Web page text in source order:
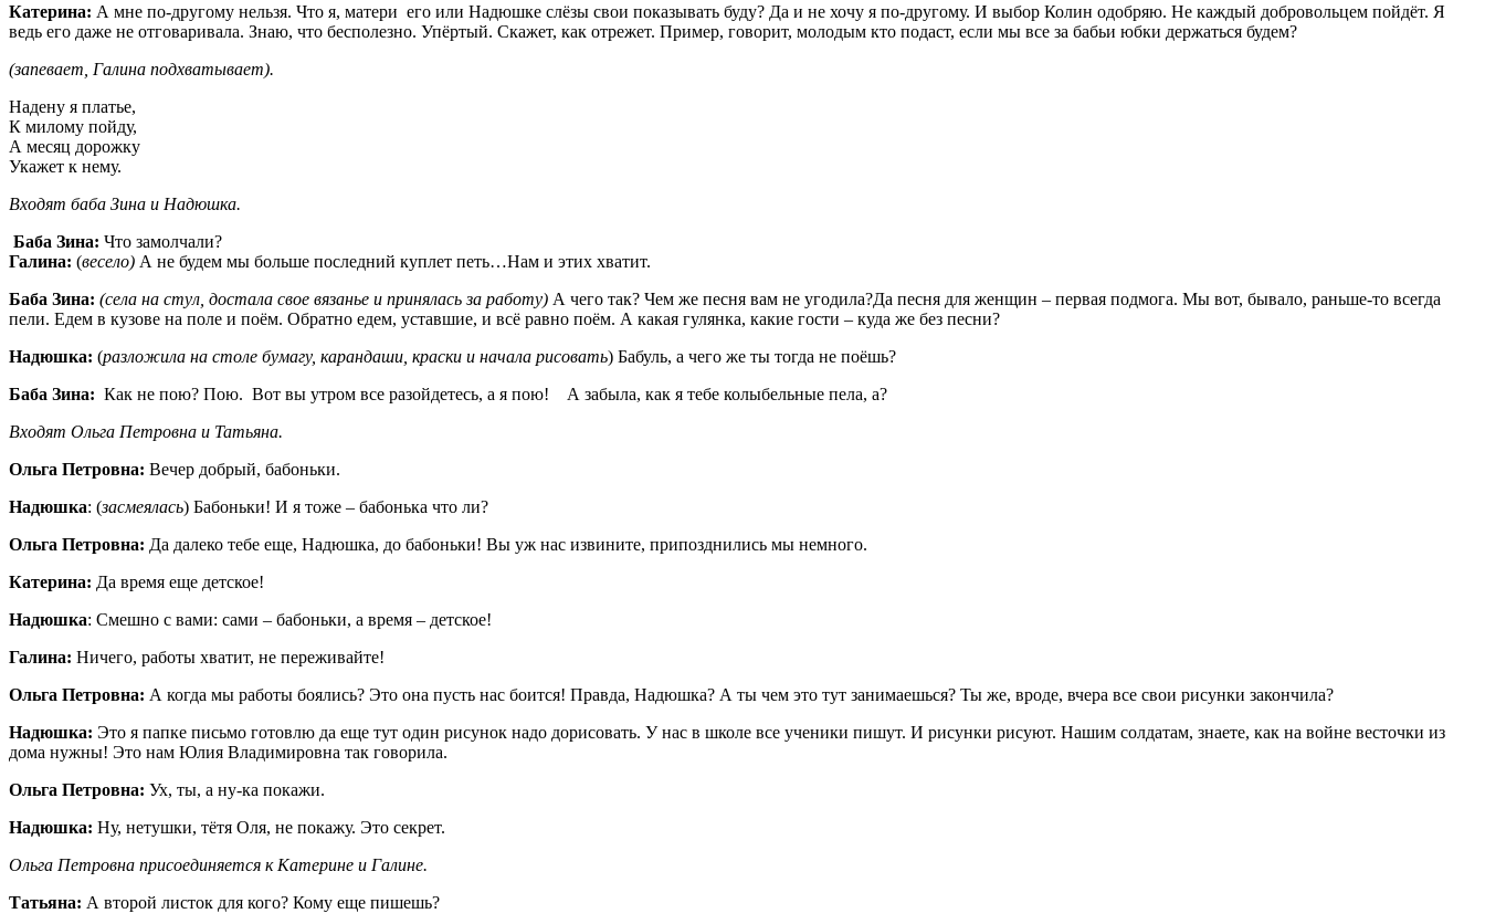
Катерина: А мне по-другому нельзя. Что я, матери его или Надюшке слёзы свои показывать буду? Да и не хочу я по-другому. И выбор Колин одобряю. Не каждый добровольцем пойдёт. Я
ведь его даже не отговаривала. Знаю, что бесполезно. Упёртый. Скажет, как отрежет. Пример, говорит, молодым кто подаст, если мы все за бабьи юбки держаться будем?
(запевает, Галина подхватывает).
Надену я платье,
К милому пойду,
А месяц дорожку
Укажет к нему.
Входят баба Зина и Надюшка.
Баба Зина: Что замолчали?
Галина: (весело) А не будем мы больше последний куплет петь…Нам и этих хватит.
Баба Зина: (села на стул, достала свое вязанье и принялась за работу) А чего так? Чем же песня вам не угодила?Да песня для женщин – первая подмога. Мы вот, бывало, раньше-то всегда
пели. Едем в кузове на поле и поём. Обратно едем, уставшие, и всё равно поём. А какая гулянка, какие гости – куда же без песни?
Надюшка: (разложила на столе бумагу, карандаши, краски и начала рисовать) Бабуль, а чего же ты тогда не поёшь?
Баба Зина: Как не пою? Пою. Вот вы утром все разойдетесь, а я пою!
А забыла, как я тебе колыбельные пела, а?
Входят Ольга Петровна и Татьяна.
Ольга Петровна: Вечер добрый, бабоньки.
Надюшка: (засмеялась) Бабоньки! И я тоже – бабонька что ли?
Ольга Петровна: Да далеко тебе еще, Надюшка, до бабоньки! Вы уж нас извините, припозднились мы немного.
Катерина: Да время еще детское!
Надюшка: Смешно с вами: сами – бабоньки, а время – детское!
Галина: Ничего, работы хватит, не переживайте!
Ольга Петровна: А когда мы работы боялись? Это она пусть нас боится! Правда, Надюшка? А ты чем это тут занимаешься? Ты же, вроде, вчера все свои рисунки закончила?
Надюшка: Это я папке письмо готовлю да еще тут один рисунок надо дорисовать. У нас в школе все ученики пишут. И рисунки рисуют. Нашим солдатам, знаете, как на войне весточки из
дома нужны! Это нам Юлия Владимировна так говорила.
Ольга Петровна: Ух, ты, а ну-ка покажи.
Надюшка: Ну, нетушки, тётя Оля, не покажу. Это секрет.
Ольга Петровна присоединяется к Катерине и Галине.
Татьяна: А второй листок для кого? Кому еще пишешь?